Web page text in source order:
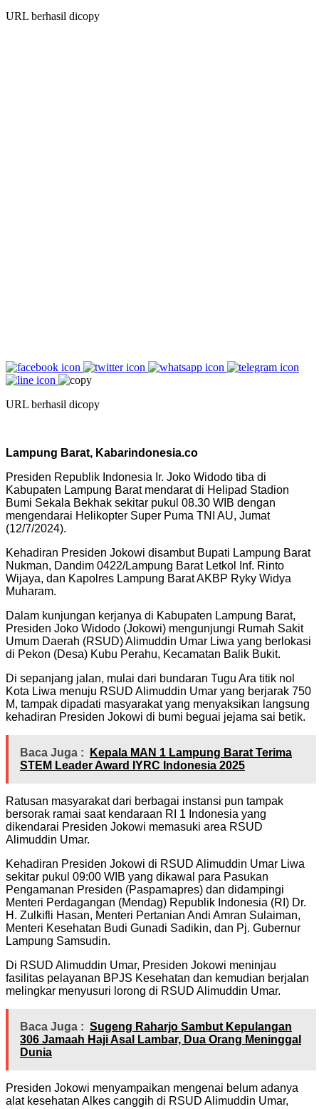
URL berhasil dicopy
URL berhasil dicopy
Lampung Barat, Kabarindonesia.co
Presiden Republik Indonesia Ir. Joko Widodo tiba di
Kabupaten Lampung Barat mendarat di Helipad Stadion
Bumi Sekala Bekhak sekitar pukul 08.30 WIB dengan
mengendarai Helikopter Super Puma TNI AU, Jumat
(12/7/2024).
Kehadiran Presiden Jokowi disambut Bupati Lampung Barat
Nukman, Dandim 0422/Lampung Barat Letkol Inf. Rinto
Wijaya, dan Kapolres Lampung Barat AKBP Ryky Widya
Muharam.
Dalam kunjungan kerjanya di Kabupaten Lampung Barat,
Presiden Joko Widodo (Jokowi) mengunjungi Rumah Sakit
Umum Daerah (RSUD) Alimuddin Umar Liwa yang berlokasi
di Pekon (Desa) Kubu Perahu, Kecamatan Balik Bukit.
Di sepanjang jalan, mulai dari bundaran Tugu Ara titik nol
Kota Liwa menuju RSUD Alimuddin Umar yang berjarak 750
M, tampak dipadati masyarakat yang menyaksikan langsung
kehadiran Presiden Jokowi di bumi beguai jejama sai betik.
Baca Juga :
Kepala MAN 1 Lampung Barat Terima
STEM Leader Award IYRC Indonesia 2025
Ratusan masyarakat dari berbagai instansi pun tampak
bersorak ramai saat kendaraan RI 1 Indonesia yang
dikendarai Presiden Jokowi memasuki area RSUD
Alimuddin Umar.
Kehadiran Presiden Jokowi di RSUD Alimuddin Umar Liwa
sekitar pukul 09:00 WIB yang dikawal para Pasukan
Pengamanan Presiden (Paspamapres) dan didampingi
Menteri Perdagangan (Mendag) Republik Indonesia (RI) Dr.
H. Zulkifli Hasan, Menteri Pertanian Andi Amran Sulaiman,
Menteri Kesehatan Budi Gunadi Sadikin, dan Pj. Gubernur
Lampung Samsudin.
Di RSUD Alimuddin Umar, Presiden Jokowi meninjau
fasilitas pelayanan BPJS Kesehatan dan kemudian berjalan
melingkar menyusuri lorong di RSUD Alimuddin Umar.
Baca Juga : Sugeng Raharjo Sambut Kepulangan
306 Jamaah Haji Asal Lambar, Dua Orang Meninggal
Dunia
Presiden Jokowi menyampaikan mengenai belum adanya
alat kesehatan Alkes canggih di RSUD Alimuddin Umar,